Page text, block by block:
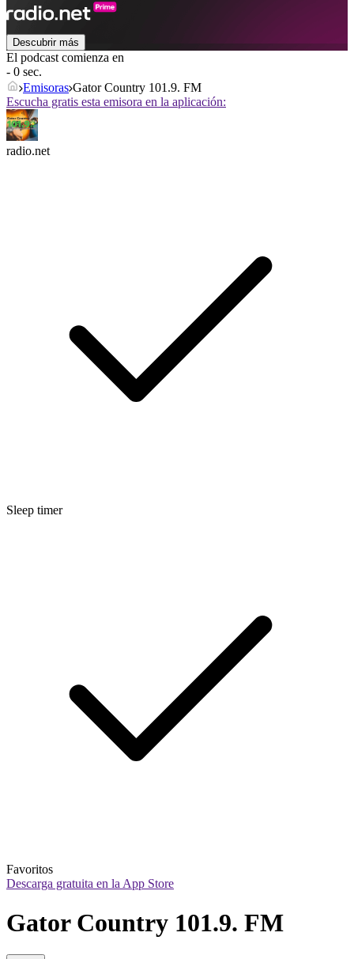
Descubrir más
El podcast comienza en
- 0 sec.
Emisoras Gator Country 101.9. FM
Escucha gratis esta emisora en la aplicación:
radio.net
Sleep timer
Favoritos
Descarga gratuita en la App Store
Gator Country 101.9. FM